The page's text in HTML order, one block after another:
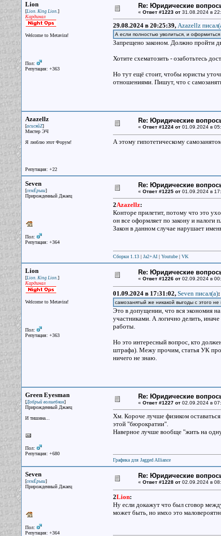
Lion
[Lion. King Lion.]
Кардинал
Welcome to Metavira!
Пол:
Репутация: +363
Re: Юридические
« Ответ #1223 от31.08.2024 в
29.08.2024 в 20:25:39, Azazellz
А если полностью уволиться, и
Запрещено законом. Должно пройти
Хотите схематозить - озаботьтесь
Но тут ещё стоит, чтобы юристы
отношениями. Пишут, что с
Azazellz
[асисяйZ]
Мистер ЭЧ
Я люблю этот Форум!
Репутация: +22
Re: Юридические
« Ответ #1224 от01.09.2024 в
А этому гипотетическому
Seven
[семЁрыш]
Прирожденный Джаец
Пол:
Репутация: +364
Re: Юридические
« Ответ #1225 от01.09.2024 в
2Azazellz:
Конторе прилетит, потому что это
он все оформляет по закону и налоги
Закон в данном случае нарушает
Сборки 1.13| Ja2+AI| Youtube| VK
Lion
[Lion. King Lion.]
Кардинал
Welcome to Metavira!
Пол:
Репутация: +363
Re: Юридические
« Ответ #1226 от02.09.2024 в
01.09.2024 в 17:31:02, Seven писал(a):
самозанятый же никакой выгоды с этого не
Это в допущении, что вся экономия
участниками. А логично делить,
работы.
Но это интересный вопрос, кто
штрафа). Межу прочим, статья УК про
ничего не знаю.
Green Eyesman
[Добрый волшебник]
Прирожденный Джаец
И тишина...
Пол:
Репутация: +680
Re: Юридические
« Ответ #1227 от02.09.2024 в
Хм. Короче лучше физиком
этой "бюрократии".
Наверное лучше вообще "жить на
Графика для Jagged Alliance
Seven
[семЁрыш]
Прирожденный Джаец
Пол:
Репутация: +364
Re: Юридические
« Ответ #1228 от02.09.2024 в
2Lion:
Ну если докажут что был сговор
может быть, но имхо это